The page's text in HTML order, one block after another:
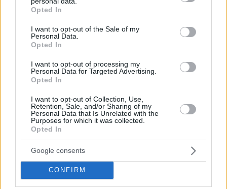
grant or deny consent to Google and its third-party tags to
use your data for below specified purposes in below Google
consent section.
Opted In
I want to opt-out of the Sale of my
Personal Data.
Opted In
I want to opt-out of processing my
Personal Data for Targeted Advertising.
Opted In
I want to opt-out of Collection, Use,
Retention, Sale, and/or Sharing of my
Personal Data that Is Unrelated with the
Purposes for which it was collected.
Opted In
Google consents
CONFIRM
Βρετανός γεωφυσικός προειδοποιεί για το υποθαλάσσιο
ηφαίστειο Κολούμπος στη Σαντορίνη
27.01.2023, 13:25
Thema Insights